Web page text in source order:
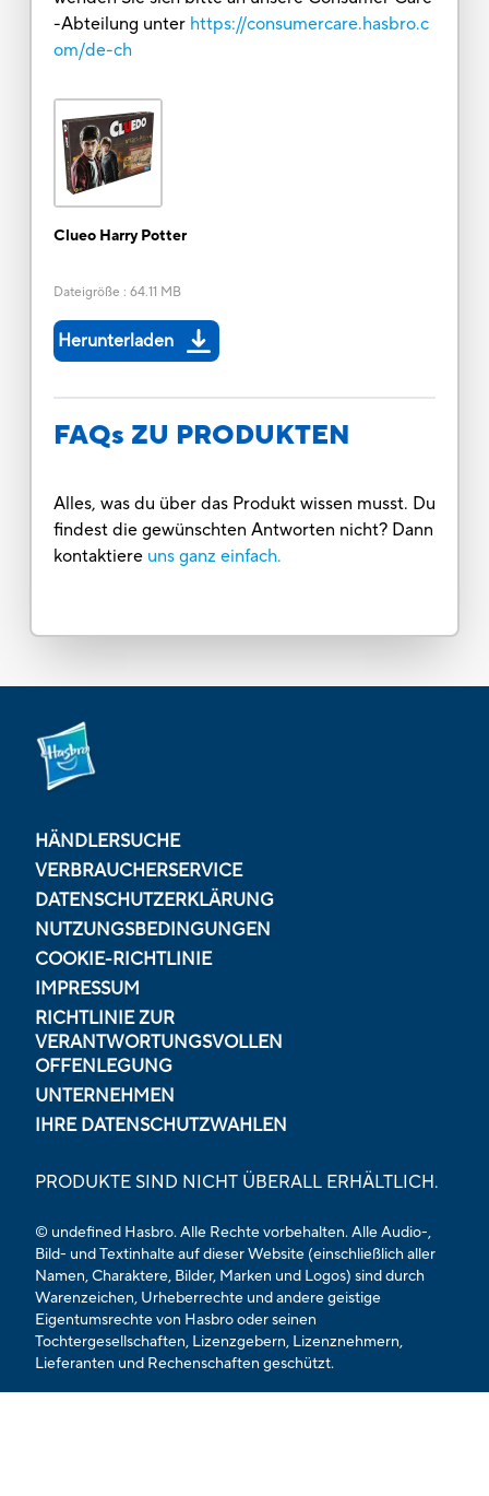
-Abteilung unter https://consumercare.hasbro.c
om/de-ch
Clueo Harry Potter
Dateigröße : 64.11 MB
Herunterladen
FAQs ZU PRODUKTEN
Alles, was du über das Produkt wissen musst. Du
findest die gewünschten Antworten nicht? Dann
kontaktiere uns ganz einfach.
HÄNDLERSUCHE
VERBRAUCHERSERVICE
DATENSCHUTZERKLÄRUNG
NUTZUNGSBEDINGUNGEN
COOKIE-RICHTLINIE
IMPRESSUM
RICHTLINIE ZUR
VERANTWORTUNGSVOLLEN
OFFENLEGUNG
UNTERNEHMEN
IHRE DATENSCHUTZWAHLEN
PRODUKTE SIND NICHT ÜBERALL ERHÄLTLICH.
© undefined Hasbro. Alle Rechte vorbehalten. Alle Audio-,
Bild- und Textinhalte auf dieser Website (einschließlich aller
Namen, Charaktere, Bilder, Marken und Logos) sind durch
Warenzeichen, Urheberrechte und andere geistige
Eigentumsrechte von Hasbro oder seinen
Tochtergesellschaften, Lizenzgebern, Lizenznehmern,
Lieferanten und Rechenschaften geschützt.